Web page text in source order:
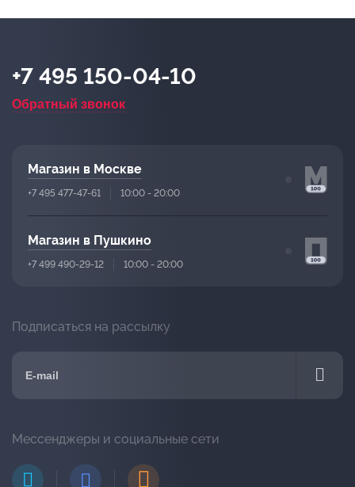
+7 495 150-04-10
Обратный звонок
Магазин в Москве
+7 495 477-47-61 10:00 - 20:00
Магазин в Пушкино
+7 499 490-29-12 10:00 - 20:00
Подписаться на рассылку
Мессенджеры и социальные сети